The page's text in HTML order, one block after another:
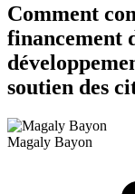
Comment
financement
soutien des
Magaly Bayon